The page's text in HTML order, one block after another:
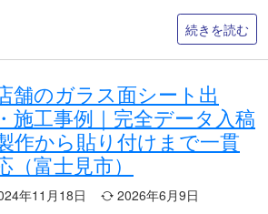
続きを読む
舗のガラス面シート出
施工事例｜完全データ入稿
作から貼り付けまで一貫
（富士見市）
年11月18日
2026年6月9日